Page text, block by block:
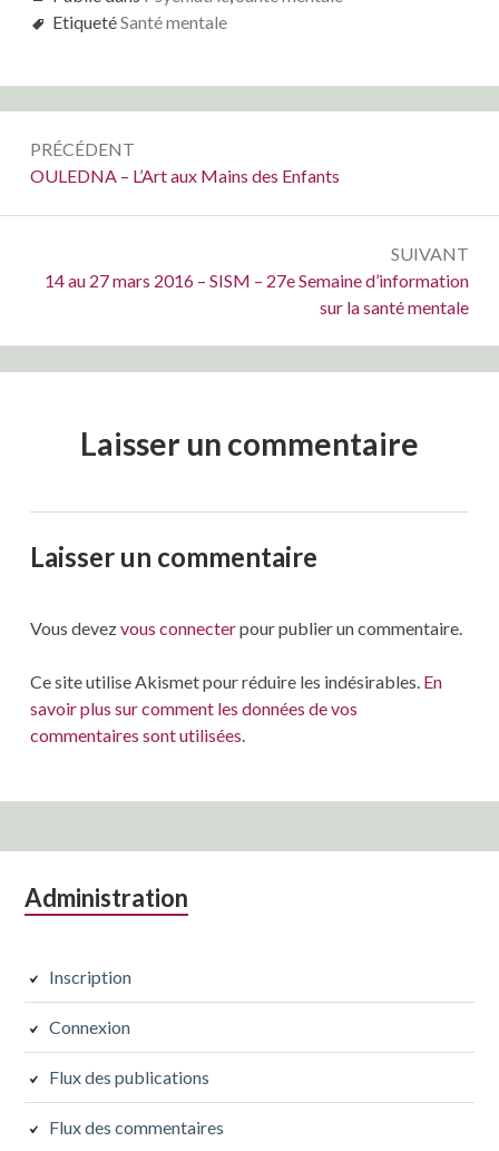
EtiquetéSanté mentale
Navigation
de
l’article
PRÉCÉDENT
Précédent :
OULEDNA – L’Art aux Mains des Enfants
SUIVANT
Suivant :
14 au 27 mars 2016 – SISM – 27e Semaine d’information
sur la santé mentale
Laisser un commentaire
Laisser un commentaire
Vous devezvous connecterpour publier un commentaire.
Ce site utilise Akismet pour réduire les indésirables. En
savoir plus sur comment les données de vos
commentaires sont utilisées.
Colonne
subsidiaire
Administration
Inscription
Connexion
Flux des publications
Flux des commentaires